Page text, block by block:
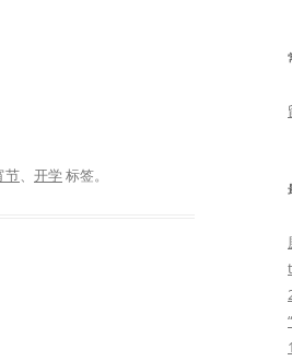
节、 开学标签。